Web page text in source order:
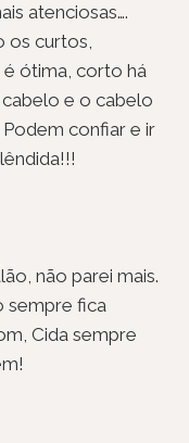
atenciosas….
os curtos,
é ótima, corto há
e o cabelo
Podem confiar e ir
não parei mais.
sempre fica
Cida sempre